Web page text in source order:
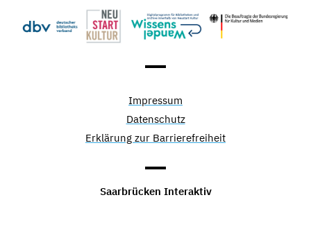
Impressum
Datenschutz
Erklärung zur Barrierefreiheit
Saarbrücken Interaktiv